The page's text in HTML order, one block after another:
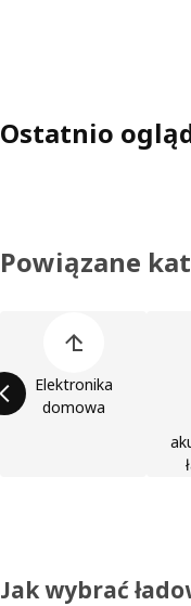
Ostatnio
Powiązane
Elektronika
domowa
Jak wybrać